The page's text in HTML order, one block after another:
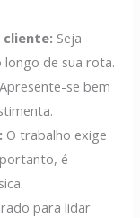
Seja
longo de sua rota.
Apresente-se bem
O trabalho exige
é
para lidar